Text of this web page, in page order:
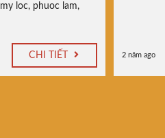
my loc, phuoc lam,
CHI TIẾT 2 năm ago